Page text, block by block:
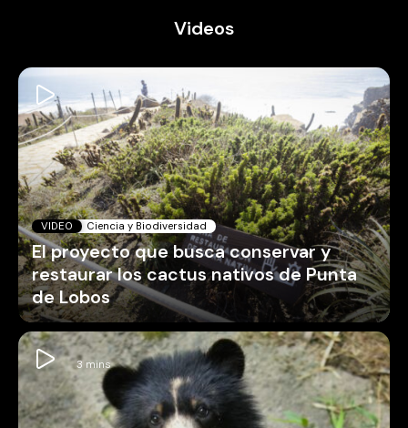
Videos
VIDEO Ciencia y Biodiversidad
El proyecto que busca conservar y
restaurar los cactus nativos de Punta
de Lobos